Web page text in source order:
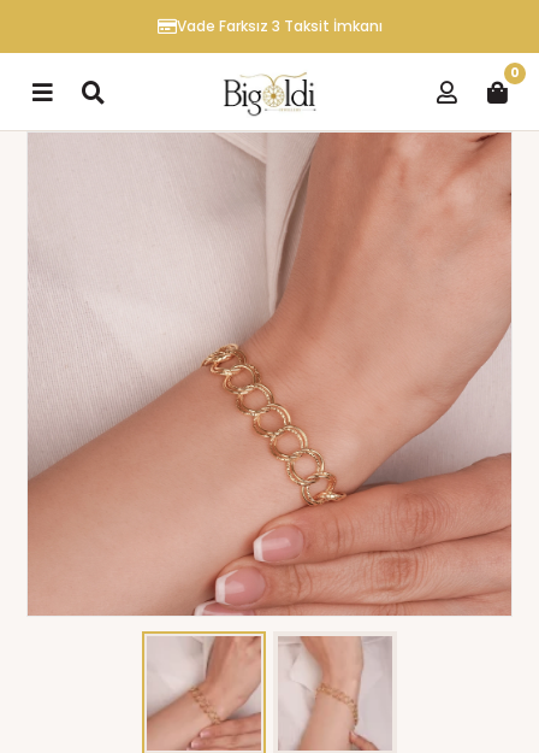
Vade Farksız 3 Taksit İmkanı
0